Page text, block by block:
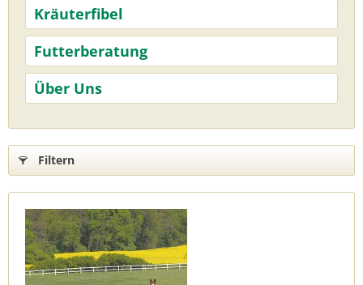
Kräuterfibel
Futterberatung
Über Uns
Filtern